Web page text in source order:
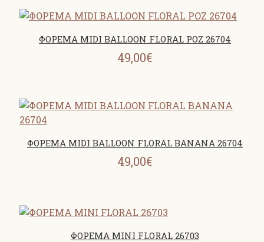
ΦΟΡΕΜΑ MIDI BALLOON FLORAL ΡΟΖ 26704
49,00€
ΦΟΡΕΜΑ MIDI BALLOON FLORAL BANANA 26704
49,00€
ΦΟΡΕΜΑ MINI FLORAL 26703